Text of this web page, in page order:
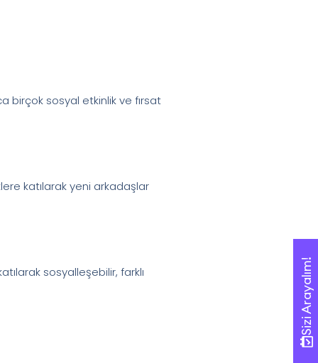
birçok sosyal etkinlik ve fırsat
katılarak yeni arkadaşlar
sosyalleşebilir, farklı Sizi Arayalım!
Sizi Arayalım!